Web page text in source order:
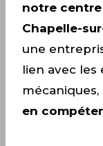
notre
Chapelle-
une
lien avec les
en